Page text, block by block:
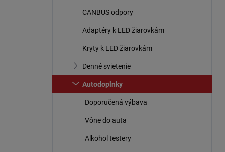
CANBUS odpory
Adaptéry k LED žiarovkám
Kryty k LED žiarovkám
Denné svietenie
Autodoplnky
Doporučená výbava
Vône do auta
Alkohol testery